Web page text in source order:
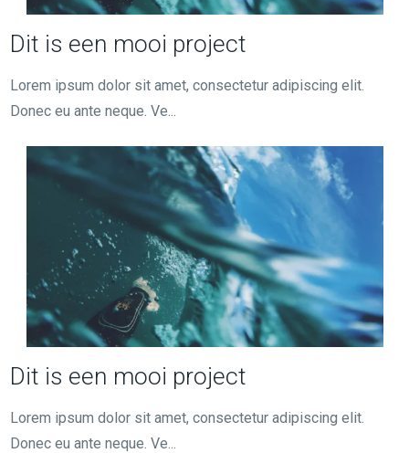
Dit is een mooi project
Lorem ipsum dolor sit amet, consectetur adipiscing elit.
Donec eu ante neque. Ve...
Dit is een mooi project
Lorem ipsum dolor sit amet, consectetur adipiscing elit.
Donec eu ante neque. Ve...